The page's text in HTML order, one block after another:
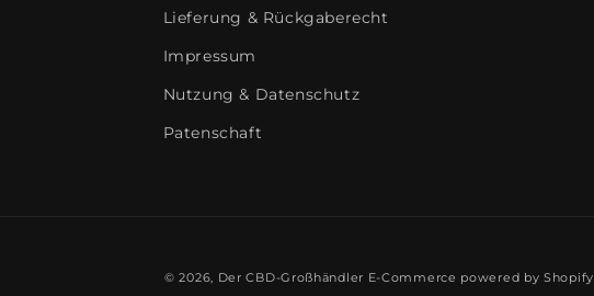
Lieferung & Rückgaberecht
Impressum
Nutzung & Datenschutz
Patenschaft
© 2026, Der CBD-Großhändler E-Commerce powered by Shopify